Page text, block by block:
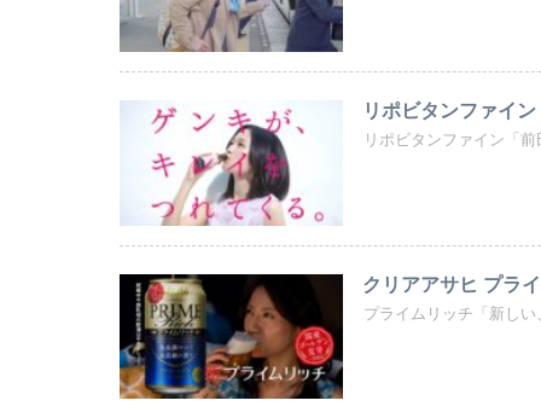
リポビタンファイ
リポビタンファイン「
クリアアサヒ プラ
プライムリッチ「新し